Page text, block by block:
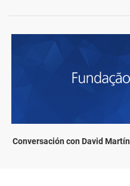
Conversación con David Martín